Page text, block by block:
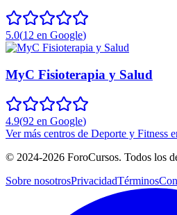
5.0(12 en Google)
MyC Fisioterapia y Salud
4.9(92 en Google)
Ver más centros de Deporte y Fitness
© 2024-2026 ForoCursos. Todos los
Sobre nosotrosPrivacidadTérminos